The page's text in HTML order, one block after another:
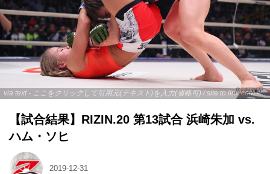
via text - ここをクリックして引用元(テキスト)を入力(省略可) / site.to.link.com - ここをクリックして引用元を入力(省略可)
【試合結果】RIZIN.20 第13試合 浜崎朱加 vs.
ハム・ソヒ
2019-12-31